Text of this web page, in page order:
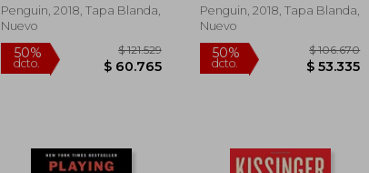
Penguin, 2018, Tapa Blanda,
Nuevo
Penguin, 2018, Tapa Blanda,
Nuevo